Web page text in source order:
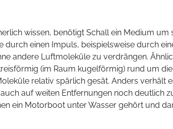
wissen, benötigt Schall ein Medium um
einen Impuls, beispielsweise durch
andere Luftmoleküle zu verdrängen.
(im Raum kugelförmig) rund um die
relativ spärlich gesät. Anders verhält
auf weiten Entfernungen noch deutlich
ein Motorboot unter Wasser gehört und